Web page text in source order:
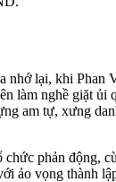
lại, khi
nghề giặt
tự, xưng
phản
ảo vọng thành